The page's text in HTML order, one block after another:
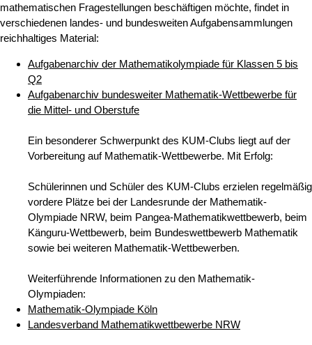
mathematischen Fragestellungen beschäftigen möchte, findet in
verschiedenen landes- und bundesweiten Aufgabensammlungen
reichhaltiges Material:
Aufgabenarchiv der Mathematikolympiade für Klassen 5 bis
Q2
Aufgabenarchiv bundesweiter Mathematik-Wettbewerbe für
die Mittel- und Oberstufe
Ein besonderer Schwerpunkt des KUM-Clubs liegt auf der
Vorbereitung auf Mathematik-Wettbewerbe. Mit Erfolg:
Schülerinnen und Schüler des KUM-Clubs erzielen regelmäßig
vordere Plätze bei der Landesrunde der Mathematik-
Olympiade NRW, beim Pangea-Mathematikwettbewerb, beim
Känguru-Wettbewerb, beim Bundeswettbewerb Mathematik
sowie bei weiteren Mathematik-Wettbewerben.
Weiterführende Informationen zu den Mathematik-
Olympiaden:
Mathematik-Olympiade Köln
Landesverband Mathematikwettbewerbe NRW